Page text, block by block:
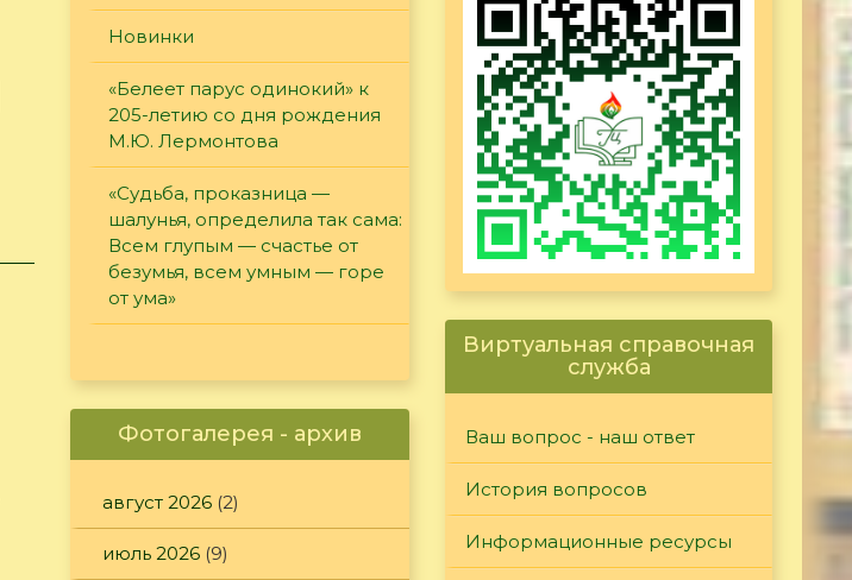
Новинки
«Белеет парус одинокий» к
205-летию со дня рождения
М.Ю. Лермонтова
«Судьба, проказница —
шалунья, определила так сама:
Всем глупым — счастье от
безумья, всем умным — горе
от ума»
Фотогалерея - архив
август 2026 (2)
июль 2026 (9)
Виртуальная справочная
служба
Ваш вопрос - наш ответ
История вопросов
Информационные ресурсы